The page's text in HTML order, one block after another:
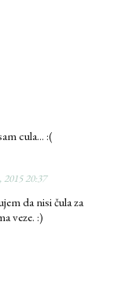
cula... :(
2015 20:37
da nisi čula za
veze. :)